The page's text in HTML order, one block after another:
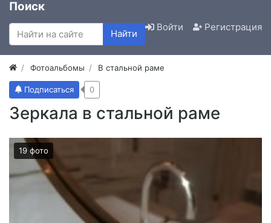
Поиск
Найти
Войти Регистрация
Фотоальбомы В стальной раме
Зеркала в стальной раме
Подписаться 0
19 фото